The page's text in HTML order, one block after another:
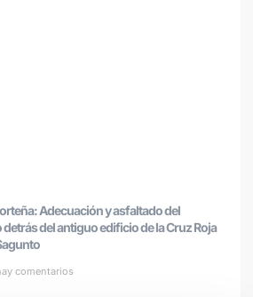
Adecuación y asfaltado del
del antiguo edificio de la Cruz Roja
comentarios